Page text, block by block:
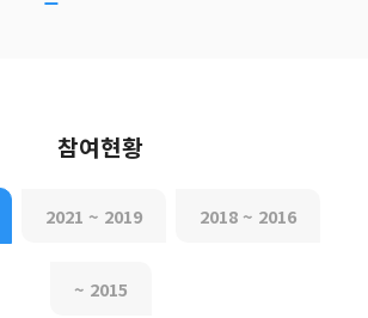
참여현황
2021 ~ 2019 2018 ~ 2016
~ 2015